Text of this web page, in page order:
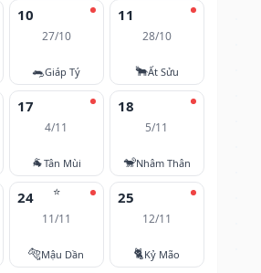
10
27/10
🐀Giáp Tý
11
28/10
🐂Ất Sửu
17
4/11
🐐Tân Mùi
18
5/11
🐒Nhâm Thân
⭐
24
11/11
🐅Mậu Dần
25
12/11
🐈Kỷ Mão